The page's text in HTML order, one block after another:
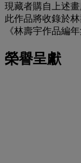
現藏者購自上述
此作品將收錄於
《林壽宇作品編年
榮譽呈獻